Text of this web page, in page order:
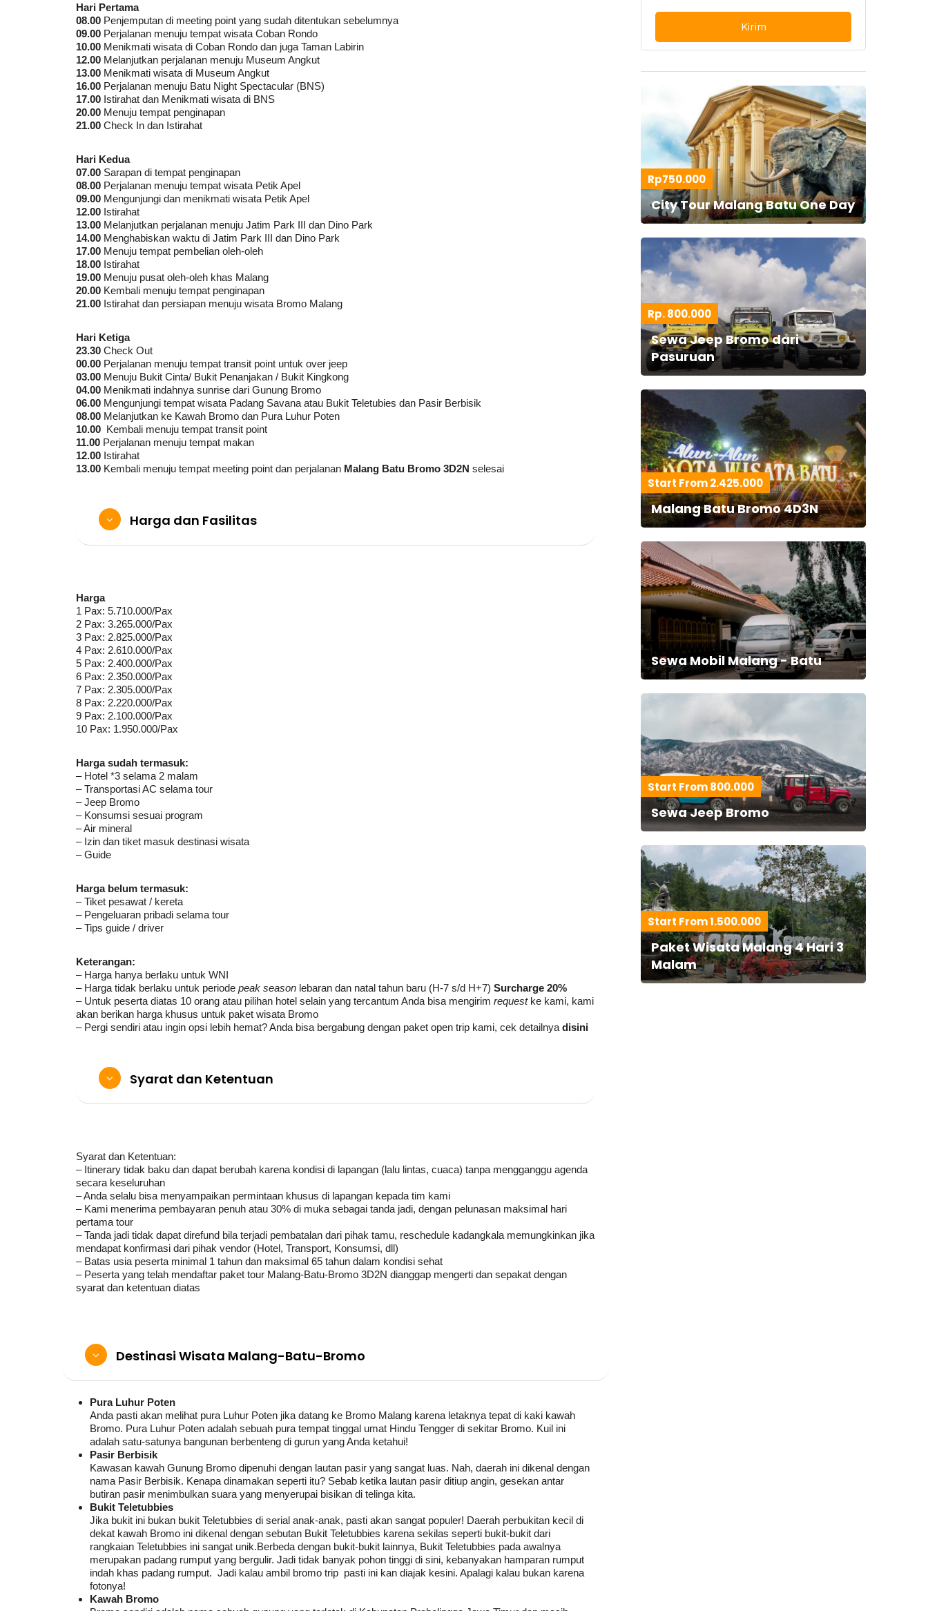
Hari Pertama
08.00 Penjemputan di meeting point yang sudah ditentukan sebelumnya
09.00 Perjalanan menuju tempat wisata Coban Rondo
10.00 Menikmati wisata di Coban Rondo dan juga Taman Labirin
12.00 Melanjutkan perjalanan menuju Museum Angkut
13.00 Menikmati wisata di Museum Angkut
16.00 Perjalanan menuju Batu Night Spectacular (BNS)
17.00 Istirahat dan Menikmati wisata di BNS
20.00 Menuju tempat penginapan
21.00 Check In dan Istirahat
Hari Kedua
07.00 Sarapan di tempat penginapan
08.00 Perjalanan menuju tempat wisata Petik Apel
09.00 Mengunjungi dan menikmati wisata Petik Apel
12.00 Istirahat
13.00 Melanjutkan perjalanan menuju Jatim Park III dan Dino Park
14.00 Menghabiskan waktu di Jatim Park III dan Dino Park
17.00 Menuju tempat pembelian oleh-oleh
18.00 Istirahat
19.00 Menuju pusat oleh-oleh khas Malang
20.00 Kembali menuju tempat penginapan
21.00 Istirahat dan persiapan menuju wisata Bromo Malang
Hari Ketiga
23.30 Check Out
00.00 Perjalanan menuju tempat transit point untuk over jeep
03.00 Menuju Bukit Cinta/ Bukit Penanjakan / Bukit Kingkong
04.00 Menikmati indahnya sunrise dari Gunung Bromo
06.00 Mengunjungi tempat wisata Padang Savana atau Bukit Teletubies dan Pasir Berbisik
08.00 Melanjutkan ke Kawah Bromo dan Pura Luhur Poten
10.00 Kembali menuju tempat transit point
11.00 Perjalanan menuju tempat makan
12.00 Istirahat
13.00 Kembali menuju tempat meeting point dan perjalanan Malang Batu Bromo 3D2N selesai
Harga dan Fasilitas
Harga
1 Pax: 5.710.000/Pax
2 Pax: 3.265.000/Pax
3 Pax: 2.825.000/Pax
4 Pax: 2.610.000/Pax
5 Pax: 2.400.000/Pax
6 Pax: 2.350.000/Pax
7 Pax: 2.305.000/Pax
8 Pax: 2.220.000/Pax
9 Pax: 2.100.000/Pax
10 Pax: 1.950.000/Pax
Harga sudah termasuk:
– Hotel *3 selama 2 malam
– Transportasi AC selama tour
– Jeep Bromo
– Konsumsi sesuai program
– Air mineral
– Izin dan tiket masuk destinasi wisata
– Guide
Harga belum termasuk:
– Tiket pesawat / kereta
– Pengeluaran pribadi selama tour
– Tips guide / driver
Keterangan:
– Harga hanya berlaku untuk WNI
– Harga tidak berlaku untuk periode peak season lebaran dan natal tahun baru (H-7 s/d H+7) Surcharge 20%
– Untuk peserta diatas 10 orang atau pilihan hotel selain yang tercantum Anda bisa mengirim requestke kami, kami
akan berikan harga khusus untuk paket wisata Bromo
– Pergi sendiri atau ingin opsi lebih hemat? Anda bisa bergabung dengan paket open trip kami, cek detailnya disini
Syarat dan Ketentuan
Syarat dan Ketentuan:
– Itinerary tidak baku dan dapat berubah karena kondisi di lapangan (lalu lintas, cuaca) tanpa mengganggu agenda
secara keseluruhan
– Anda selalu bisa menyampaikan permintaan khusus di lapangan kepada tim kami
– Kami menerima pembayaran penuh atau 30% di muka sebagai tanda jadi, dengan pelunasan maksimal hari
pertama tour
– Tanda jadi tidak dapat direfund bila terjadi pembatalan dari pihak tamu, reschedule kadangkala memungkinkan jika
mendapat konfirmasi dari pihak vendor (Hotel, Transport, Konsumsi, dll)
– Batas usia peserta minimal 1 tahun dan maksimal 65 tahun dalam kondisi sehat
– Peserta yang telah mendaftar paket tour Malang-Batu-Bromo 3D2N dianggap mengerti dan sepakat dengan
syarat dan ketentuan diatas
Destinasi Wisata Malang-Batu-Bromo
Pura Luhur Poten
Anda pasti akan melihat pura Luhur Poten jika datang ke Bromo Malang karena letaknya tepat di kaki kawah
Bromo. Pura Luhur Poten adalah sebuah pura tempat tinggal umat Hindu Tengger di sekitar Bromo. Kuil ini
adalah satu-satunya bangunan berbenteng di gurun yang Anda ketahui!
Pasir Berbisik
Kawasan kawah Gunung Bromo dipenuhi dengan lautan pasir yang sangat luas. Nah, daerah ini dikenal dengan
nama Pasir Berbisik. Kenapa dinamakan seperti itu? Sebab ketika lautan pasir ditiup angin, gesekan antar
butiran pasir menimbulkan suara yang menyerupai bisikan di telinga kita.
Bukit Teletubbies
Jika bukit ini bukan bukit Teletubbies di serial anak-anak, pasti akan sangat populer! Daerah perbukitan kecil di
dekat kawah Bromo ini dikenal dengan sebutan Bukit Teletubbies karena sekilas seperti bukit-bukit dari
rangkaian Teletubbies ini sangat unik.Berbeda dengan bukit-bukit lainnya, Bukit Teletubbies pada awalnya
merupakan padang rumput yang bergulir. Jadi tidak banyak pohon tinggi di sini, kebanyakan hamparan rumput
indah khas padang rumput. Jadi kalau ambil bromo trip pasti ini kan diajak kesini. Apalagi kalau bukan karena
fotonya!
Kawah Bromo
Rp750.000
City Tour Malang Batu One Day
Rp. 800.000
Sewa Jeep Bromo dari
Pasuruan
Start From 2.425.000
Malang Batu Bromo 4D3N
Sewa Mobil Malang - Batu
Start From 800.000
Sewa Jeep Bromo
Start From 1.500.000
Paket Wisata Malang 4 Hari 3
Malam